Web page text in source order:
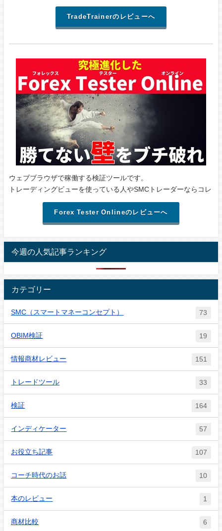
TradeTrainerのレビューへ
ウェブブラウザで稼働する検証ツールです。
トレーディングビューを使っている人やSMCトレーダーならコレ
Forex Tester Onlineのレビューへ
今週の人気記事ランキング
カテゴリー
SMC（スマートマネーコンセプト） 73
OBIM検証 19
情報商材レビュー 151
トレードツール 33
検証 164
インディケーター 57
お役立ち記事 107
コーチ時代のお話 10
本のレビュー 1
商材比較 6